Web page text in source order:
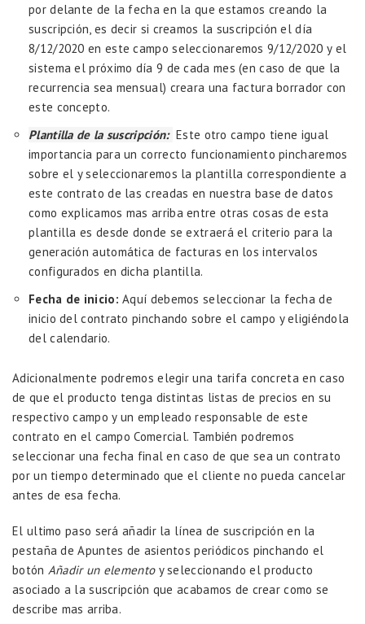
por delante de la fecha en la que estamos creando la
suscripción, es decir si creamos la suscripción el día
8/12/2020 en este campo seleccionaremos 9/12/2020 y el
sistema el próximo día 9 de cada mes (en caso de que la
recurrencia sea mensual) creara una factura borrador con
este concepto.
Plantilla de la suscripción: Este otro campo tiene igual
importancia para un correcto funcionamiento pincharemos
sobre el y seleccionaremos la plantilla correspondiente a
este contrato de las creadas en nuestra base de datos
como explicamos mas arriba entre otras cosas de esta
plantilla es desde donde se extraerá el criterio para la
generación automática de facturas en los intervalos
configurados en dicha plantilla.
Fecha de inicio: Aquí debemos seleccionar la fecha de
inicio del contrato pinchando sobre el campo y eligiéndola
del calendario.
Adicionalmente podremos elegir una tarifa concreta en caso
de que el producto tenga distintas listas de precios en su
respectivo campo y un empleado responsable de este
contrato en el campo Comercial. También podremos
seleccionar una fecha final en caso de que sea un contrato
por un tiempo determinado que el cliente no pueda cancelar
antes de esa fecha.
El ultimo paso será añadir la línea de suscripción en la
pestaña de Apuntes de asientos periódicos pinchando el
botón Añadir un elementoy seleccionando el producto
asociado a la suscripción que acabamos de crear como se
describe mas arriba.